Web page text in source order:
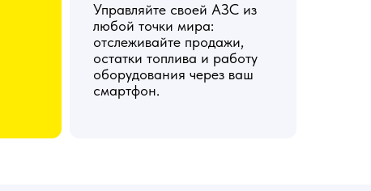
Управляйте своей АЗС из
любой точки мира:
отслеживайте продажи,
остатки топлива и работу
оборудования через ваш
смартфон.